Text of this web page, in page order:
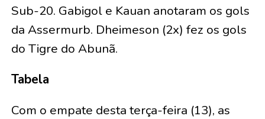
Sub-20. Gabigol e Kauan anotaram os gols
da Assermurb. Dheimeson (2x) fez os gols
do Tigre do Abunã.
Tabela
Com o empate desta terça-feira (13), as